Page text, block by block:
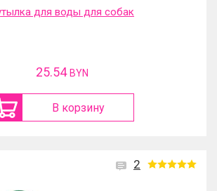
для воды для собак
25.54 BYN
В корзину
2